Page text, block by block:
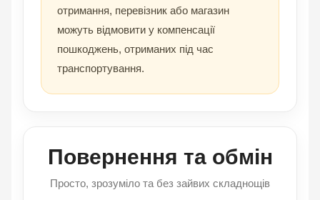
отримання, перевізник або магазин
можуть відмовити у компенсації
пошкоджень, отриманих під час
транспортування.
Повернення та обмін
Просто, зрозуміло та без зайвих складнощів